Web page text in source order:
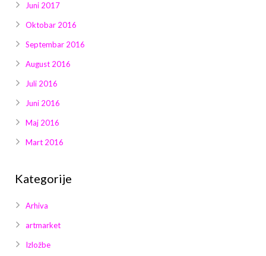
Juni 2017
Oktobar 2016
Septembar 2016
August 2016
Juli 2016
Juni 2016
Maj 2016
Mart 2016
Kategorije
Arhiva
artmarket
Izložbe